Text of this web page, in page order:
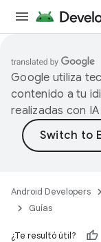
Google utiliza
contenido a tu
realizadas con
Android Developers
Guías
¿Te resultó útil?